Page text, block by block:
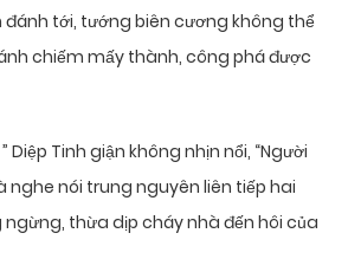
tới, tướng biên cương không thể
chiếm mấy thành, công phá được
Diệp Tinh giận không nhịn nổi, “Người
nghe nói trung nguyên liên tiếp hai
thừa dịp cháy nhà đến hôi của